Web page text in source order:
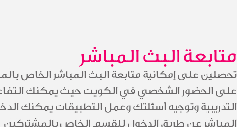
متابعة البث المباشر
تحصلين على إمكانية متابعة البث المباشر الخاص
على الحضور الشخصي في الكويت حيث يمكنك
التدريبية وتوجيه أسئلتك وعمل التطبيقات يمكنك
المباشر عن طريق الدخول للقسم الخاص بالمشتركين